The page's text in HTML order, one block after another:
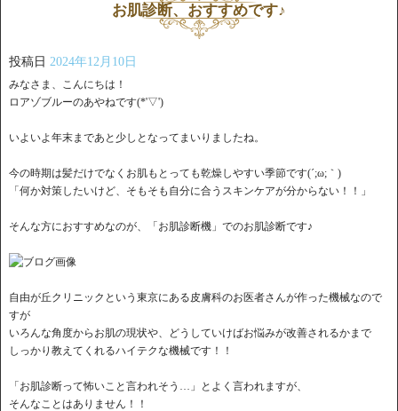
お肌診断、おすすめです♪
投稿日 2024年12月10日
みなさま、こんにちは！
ロアゾブルーのあやねです(*'▽')
いよいよ年末まであと少しとなってまいりましたね。
今の時期は髪だけでなくお肌もとっても乾燥しやすい季節です(´;ω;｀)
「何か対策したいけど、そもそも自分に合うスキンケアが分からない！！」
そんな方におすすめなのが、「お肌診断機」でのお肌診断です♪
自由が丘クリニックという東京にある皮膚科のお医者さんが作った機械なので
すが
いろんな角度からお肌の現状や、どうしていけばお悩みが改善されるかまで
しっかり教えてくれるハイテクな機械です！！
「お肌診断って怖いこと言われそう…」とよく言われますが、
そんなことはありません！！